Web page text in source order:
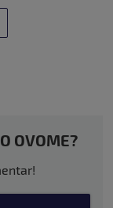
OVOME?